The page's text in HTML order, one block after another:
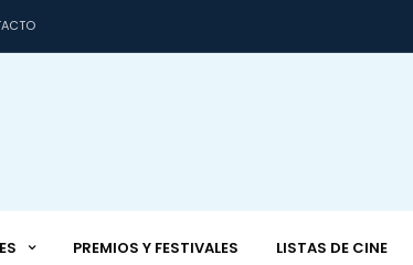
PREMIOS Y FESTIVALES LISTAS DE CINE